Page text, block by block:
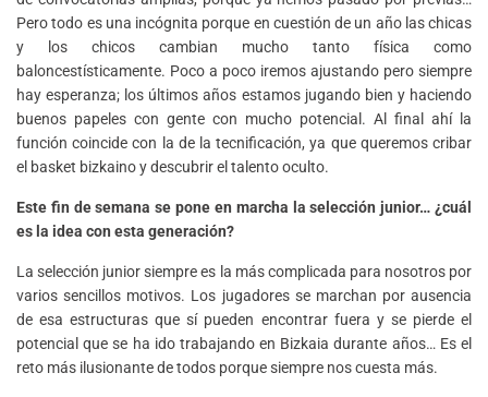
Pero todo es una incógnita porque en cuestión de un año las chicas
y los chicos cambian mucho tanto física como
baloncestísticamente. Poco a poco iremos ajustando pero siempre
hay esperanza; los últimos años estamos jugando bien y haciendo
buenos papeles con gente con mucho potencial. Al final ahí la
función coincide con la de la tecnificación, ya que queremos cribar
el basket bizkaino y descubrir el talento oculto.
Este fin de semana se pone en marcha la selección junior… ¿cuál
es la idea con esta generación?
La selección junior siempre es la más complicada para nosotros por
varios sencillos motivos. Los jugadores se marchan por ausencia
de esa estructuras que sí pueden encontrar fuera y se pierde el
potencial que se ha ido trabajando en Bizkaia durante años… Es el
reto más ilusionante de todos porque siempre nos cuesta más.